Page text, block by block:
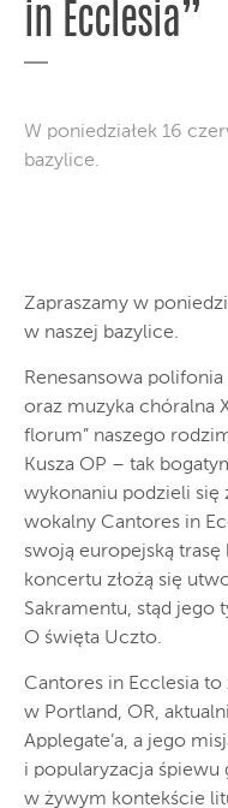
in Ecclesia”
W poniedziałek 16
bazylice.
Zapraszamy w
w naszej bazylice.
Renesansowa
oraz muzyka chóralna
florum” naszego
Kusza OP – tak
wykonaniu podzieli się
wokalny Cantores in
swoją europejską
koncertu złożą się
Sakramentu, stąd jego
O święta Uczto.
Cantores in Ecclesia to
w Portland, OR,
Applegate’a, a jego
i popularyzacja
w żywym kontekście